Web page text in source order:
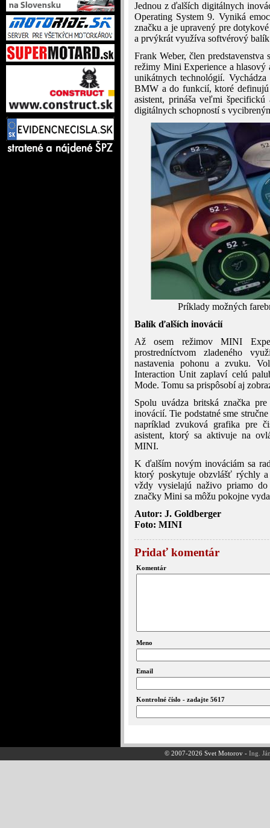
Jednou z ďalších digitálnych
Operating System 9. Vyniká
značku a je upravený pre
a prvýkrát využíva softvérový
Frank Weber, člen
režimy Mini Experience a hlasový
unikátnych technológií.
BMW a do funkcií, ktoré
asistent, prináša veľmi
digitálnych schopností s
Príklady možných
Balík ďalších inovácií
Až osem režimov MINI
prostredníctvom zladeného
nastavenia pohonu a zvuku.
Interaction Unit zaplaví celú
Mode. Tomu sa prispôsobí aj
Spolu uvádza britská značka
inovácií. Tie podstatné sme
napríklad zvuková grafika pre
asistent, ktorý sa aktivuje na
MINI.
K ďalším novým inováciám sa
ktorý poskytuje obzvlášť rýchly a
vždy vysielajú naživo priamo
značky Mini sa môžu pokojne
Autor: J. Goldberger
Foto: MINI
Pridať komentár
Komentár
Meno
Email
Kontrolné číslo - zadajte 5617
© 2007-2026 Svet Motorov -Ing.